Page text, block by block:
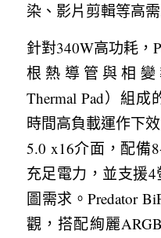
染、影片剪輯等高
針對340W高功耗，
根熱導管與相變
Thermal Pad）組
時間高負載運作下
5.0 x16介面，配備
充足電力，並支援
圖需求。Predator
觀，搭配絢麗